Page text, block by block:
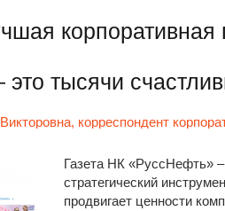
корпоративная
тысячи
корреспондент
Газета НК «РуссНефть»
стратегический
продвигает ценности